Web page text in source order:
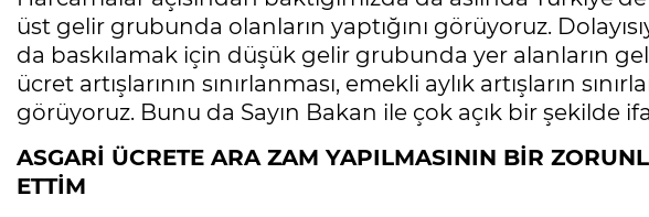
üst gelir grubunda olanların yaptığını görüyoruz.
da baskılamak için düşük gelir grubunda yer alanların
ücret artışlarının sınırlanması, emekli aylık artışların
görüyoruz. Bunu da Sayın Bakan ile çok açık bir şekilde
ASGARİ ÜCRETE ARA ZAM YAPILMASININ BİR
ETTİM